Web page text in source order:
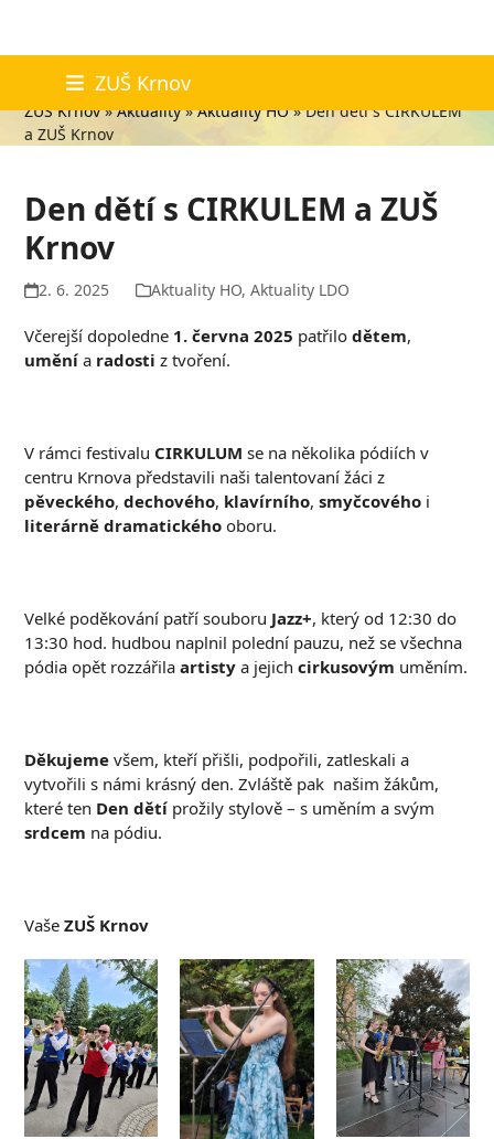
content
ZUŠ Krnov
Aktuality
ZUŠ Krnov»Aktuality»Aktuality HO»Den dětí s CIRKULEM
a ZUŠ Krnov
Den dětí s CIRKULEM a ZUŠ
Krnov
2. 6. 2025 Aktuality HO, Aktuality LDO
Včerejší dopoledne 1. června 2025 patřilodětem,
umění a radosti z tvoření.
V rámci festivalu CIRKULUM se na několika pódiích v
centru Krnova představili naši talentovaní žáci z
pěveckého,dechového, klavírního,smyčcového i
literárně dramatického oboru.
Velké poděkování patří souboru Jazz+, který od 12:30 do
13:30 hod. hudbou naplnil polední pauzu, než se všechna
pódia opět rozzářila artisty a jejichcirkusovým uměním.
Děkujeme všem, kteří přišli, podpořili, zatleskali a
vytvořili s námi krásný den. Zvláště pak našim žákům,
které ten Den dětí prožily stylově – s uměním a svým
srdcem na pódiu.
VašeZUŠ Krnov